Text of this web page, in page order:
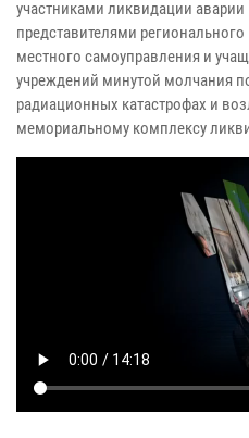
участниками ликвидации
представителями
местного самоуправления и
учреждений минутой молчания
радиационных катастрофах и
мемориальному комплексу